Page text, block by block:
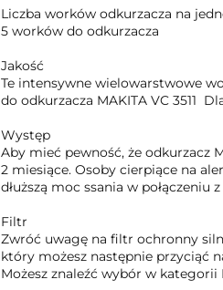
Liczba worków odkurzacza na
5 worków do odkurzacza
Jakość
Te intensywne wielowarstwowe
do odkurzacza MAKITA VC 3511
Występ
Aby mieć pewność, że odkurzacz
2 miesiące. Osoby cierpiące na
dłuższą moc ssania w połączeniu
Filtr
Zwróć uwagę na filtr ochronny
który możesz następnie przyciąć
Możesz znaleźć wybór w kategorii